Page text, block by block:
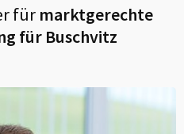
fürmarktgerechte
für Buschvitz